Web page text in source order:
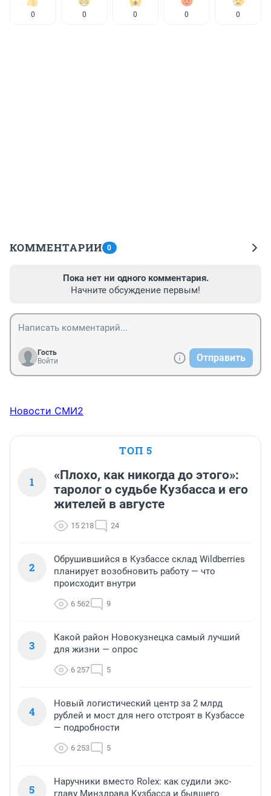
0 0 0 0 0
КОММЕНТАРИИ 0
Пока нет ни одного комментария.
Начните обсуждение первым!
Гость
Войти
Отправить
Новости СМИ2
ТОП 5
1
«Плохо, как никогда до этого»:
таролог о судьбе Кузбасса и его
жителей в августе
15 218 24
2
Обрушившийся в Кузбассе склад Wildberries
планирует возобновить работу — что
происходит внутри
6 562 9
3
Какой район Новокузнецка самый лучший
для жизни — опрос
6 257 5
4
Новый логистический центр за 2 млрд
рублей и мост для него отстроят в Кузбассе
— подробности
6 253 5
5
Наручники вместо Rolex: как судили экс-
главу Минздрава Кузбасса и бывшего